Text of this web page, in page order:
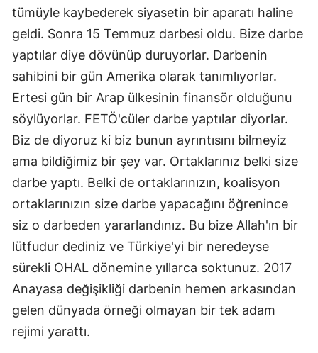
tümüyle kaybederek siyasetin bir aparatı haline
geldi. Sonra 15 Temmuz darbesi oldu. Bize darbe
yaptılar diye dövünüp duruyorlar. Darbenin
sahibini bir gün Amerika olarak tanımlıyorlar.
Ertesi gün bir Arap ülkesinin finansör olduğunu
söylüyorlar. FETÖ'cüler darbe yaptılar diyorlar.
Biz de diyoruz ki biz bunun ayrıntısını bilmeyiz
ama bildiğimiz bir şey var. Ortaklarınız belki size
darbe yaptı. Belki de ortaklarınızın, koalisyon
ortaklarınızın size darbe yapacağını öğrenince
siz o darbeden yararlandınız. Bu bize Allah'ın bir
lütfudur dediniz ve Türkiye'yi bir neredeyse
sürekli OHAL dönemine yıllarca soktunuz. 2017
Anayasa değişikliği darbenin hemen arkasından
gelen dünyada örneği olmayan bir tek adam
rejimi yarattı.